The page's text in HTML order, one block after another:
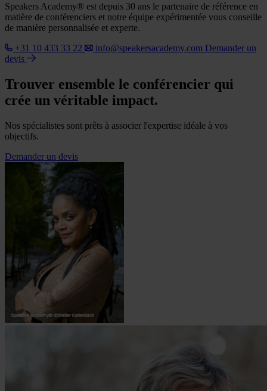
Speakers Academy® est depuis 30 ans le partenaire de référence en
matière de conférenciers et notre équipe expérimentée vous conseille
de manière personnalisée et experte.
+31 10 433 33 22
info@speakersacademy.com Demander un
devis
Trouver ensemble le conférencier qui
crée un véritable impact.
Nos spécialistes sont prêts à associer l'expertise idéale à vos
objectifs.
Demander un devis